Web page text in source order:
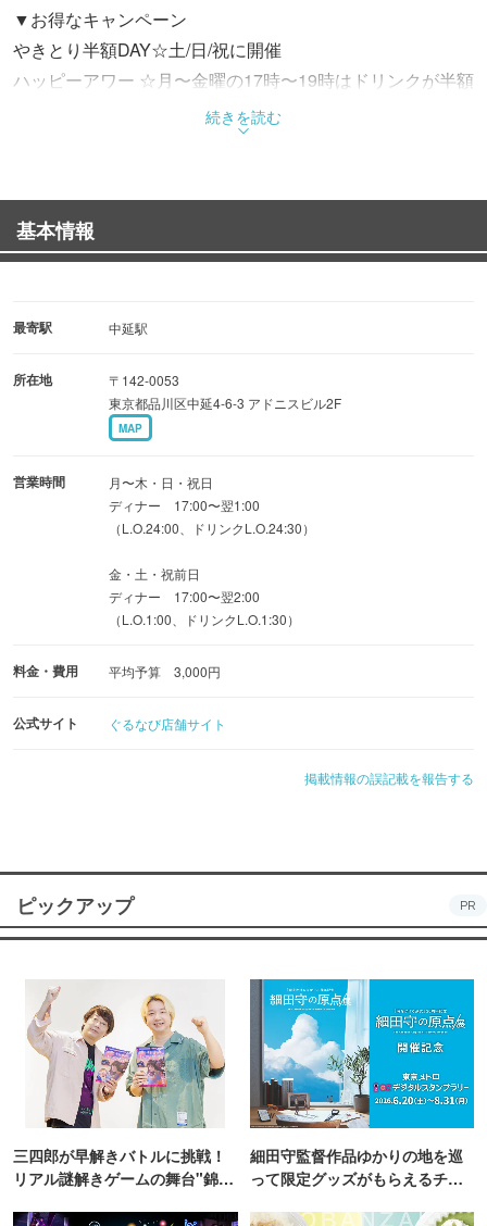
▼お得なキャンペーン
やきとり半額DAY☆土/日/祝に開催
ハッピーアワー ☆月〜金曜の17時〜19時はドリンクが半額
▼厳選国産鶏を使用した焼き鳥&都内で希少な《氷点下ハ
活気あるオープンキッチンは仕事帰りなど１人で来店する
お客様も多数！
定期的に行う半額キャンペーンも大人気です！
▼宴会は約20名様まで対応可能
も最高。
会社帰りや地元の集まり、歓送迎会など利用シーン毎に！
▼団体様もOK♪貸切は20名様〜店内は喫煙可能です
美味しいお酒と料理で盛り上がりたい夜にぜひご利用くだ
続きを読む
基本情報
最寄駅 中延駅
所在地
〒142-0053
東京都品川区中延4-6-3 アドニスビル2F
MAP
営業時間
月〜木・日・祝日
ディナー 17:00〜翌1:00
（L.O.24:00、ドリンクL.O.24:30）
金・土・祝前日
ディナー 17:00〜翌2:00
（L.O.1:00、ドリンクL.O.1:30）
料金・費用 平均予算 3,000円
公式サイト ぐるなび店舗サイト
掲載情報の誤記載を報告する
ピックアップ PR
三四郎が早解きバトルに挑戦！
リアル謎解きゲームの舞台"錦糸
細田守監督作品ゆかりの地を巡
って限定グッズがもらえるチャ